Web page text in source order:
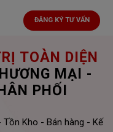
Tồn Kho - Bán hàng - Kế
TOÀN DIỆN
MẠI -
PHỐI
ĐĂNG KÝ TƯ VẤN